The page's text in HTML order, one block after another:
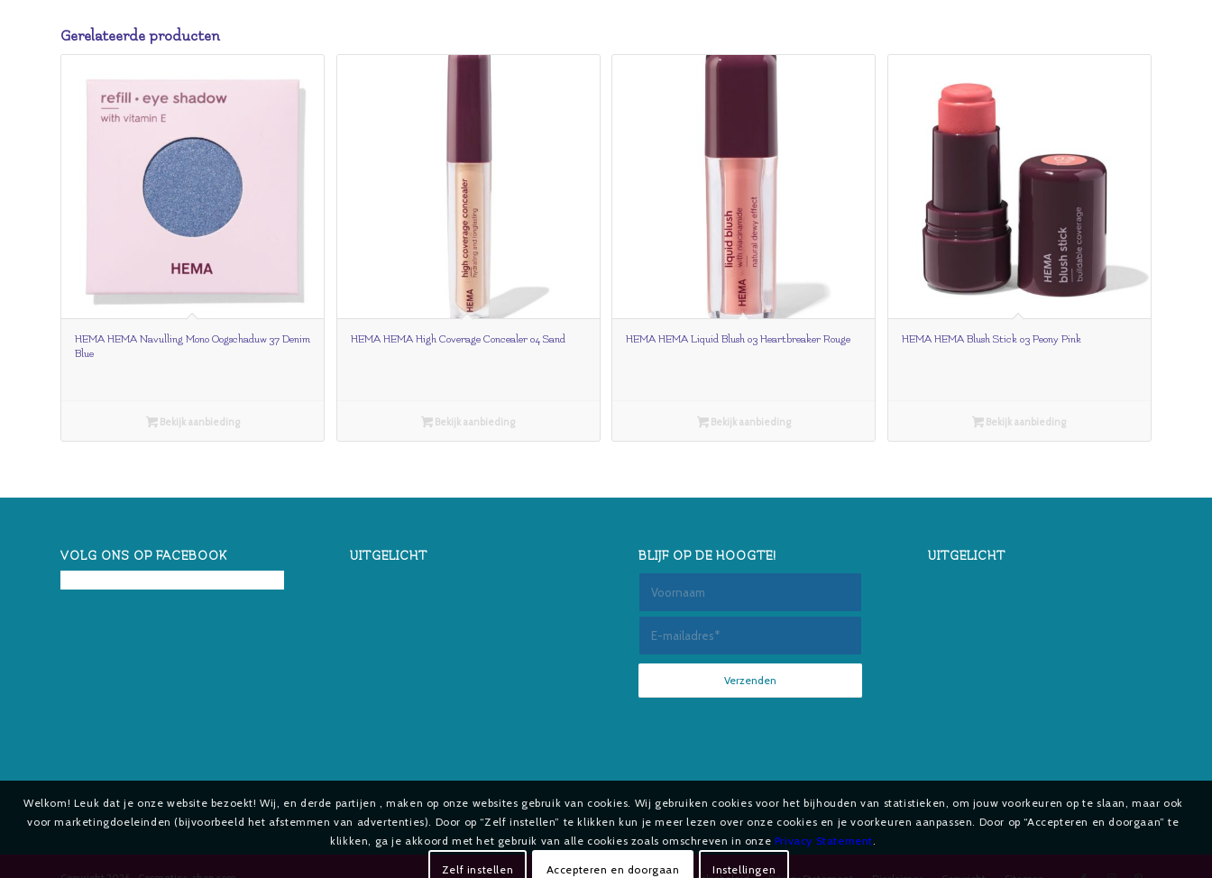
Gerelateerde producten
HEMA HEMA Navulling Mono Oogschaduw 37 Denim
Blue
Bekijk aanbieding
HEMA HEMA High Coverage Concealer 04 Sand
Bekijk aanbieding
HEMA HEMA Liquid Blush 03 Heartbreaker Rouge
Bekijk aanbieding
HEMA HEMA Blush Stick 03 Peony Pink
Bekijk aanbieding
VOLG ONS OP FACEBOOK UITGELICHT BLIJF OP DE HOOGTE! UITGELICHT
Welkom! Leuk dat je onze website bezoekt! Wij, en derde partijen , maken op onze websites gebruik van cookies. Wij gebruiken cookies voor het bijhouden van statistieken, om jouw voorkeuren op te slaan, maar ook
voor marketingdoeleinden (bijvoorbeeld het afstemmen van advertenties). Door op “Zelf instellen” te klikken kun je meer lezen over onze cookies en je voorkeuren aanpassen. Door op “Accepteren en doorgaan” te
klikken, ga je akkoord met het gebruik van alle cookies zoals omschreven in onze Privacy Statement.
Zelf instellen Accepteren en doorgaan Instellingen